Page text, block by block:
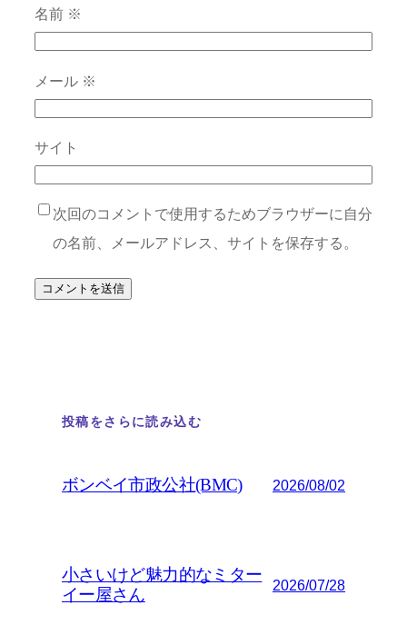
名前 ※
メール ※
サイト
次回のコメントで使用するためブラウザーに自分
の名前、メールアドレス、サイトを保存する。
投稿をさらに読み込む
ボンベイ市政公社(BMC) 2026/08/02
小さいけど魅力的なミター
イー屋さん
2026/07/28